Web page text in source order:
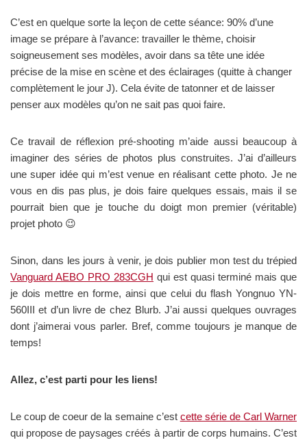
C’est en quelque sorte la leçon de cette séance: 90% d’une
image se prépare à l’avance: travailler le thème, choisir
soigneusement ses modèles, avoir dans sa tête une idée
précise de la mise en scène et des éclairages (quitte à changer
complètement le jour J). Cela évite de tatonner et de laisser
penser aux modèles qu’on ne sait pas quoi faire.
Ce travail de réflexion pré-shooting m’aide aussi beaucoup à
imaginer des séries de photos plus construites. J’ai d’ailleurs
une super idée qui m’est venue en réalisant cette photo. Je ne
vous en dis pas plus, je dois faire quelques essais, mais il se
pourrait bien que je touche du doigt mon premier (véritable)
projet photo 😉
Sinon, dans les jours à venir, je dois publier mon test du trépied
Vanguard AEBO PRO 283CGH qui est quasi terminé mais que
je dois mettre en forme, ainsi que celui du flash Yongnuo YN-
560III et d’un livre de chez Blurb. J’ai aussi quelques ouvrages
dont j’aimerai vous parler. Bref, comme toujours je manque de
temps!
Allez, c’est parti pour les liens!
Le coup de coeur de la semaine c’est cette série de Carl Warner
qui propose de paysages créés à partir de corps humains. C’est